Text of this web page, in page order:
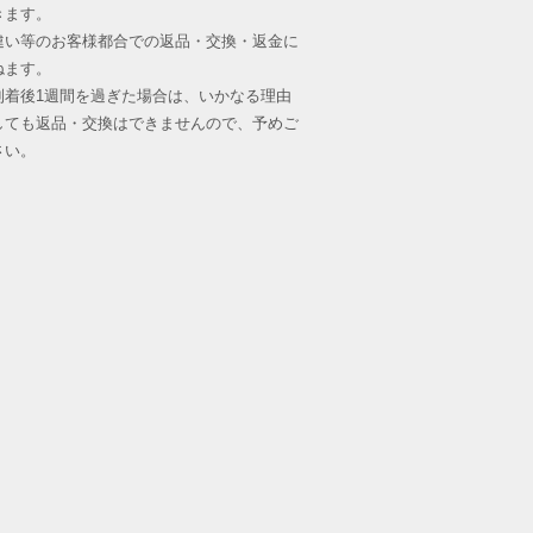
す。
い等のお客様都合での返品・交換・返金に
す。
着後1週間を過ぎた場合は、いかなる理由
ても返品・交換はできませんので、予めご
。